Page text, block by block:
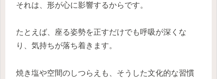
それは、形が心に影響するからです。
たとえば、座る姿勢を正すだけでも呼吸が深くな
り、気持ちが落ち着きます。
焼き塩や空間のしつらえも、そうした文化的な習慣